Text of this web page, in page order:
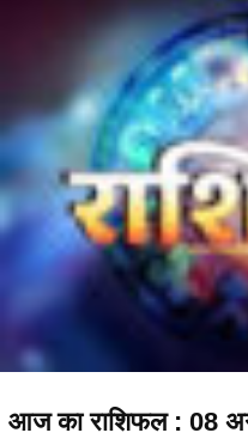
आज का राशिफल : 08